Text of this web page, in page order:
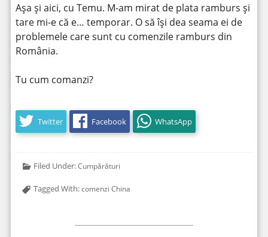
Așa și aici, cu Temu. M-am mirat de plata ramburs și
tare mi-e că e… temporar. O să își dea seama ei de
problemele care sunt cu comenzile ramburs din
România.
Tu cum comanzi?
Twitter Facebook WhatsApp
Filed Under:Cumpărături
Tagged With:comenzi China